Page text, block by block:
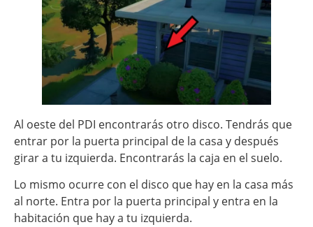
Al oeste del PDI encontrarás otro disco. Tendrás que
entrar por la puerta principal de la casa y después
girar a tu izquierda. Encontrarás la caja en el suelo.
Lo mismo ocurre con el disco que hay en la casa más
al norte. Entra por la puerta principal y entra en la
habitación que hay a tu izquierda.